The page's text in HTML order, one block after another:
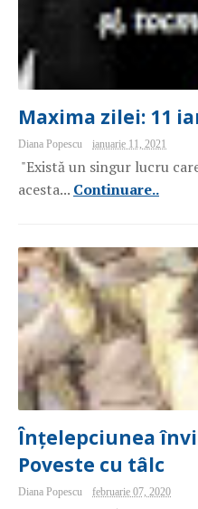
Maxima zilei: 11
Diana Popescu ianuarie 11, 2021
"Există un singur lucru
acesta... Continuare..
Înțelepciunea
Poveste cu tâlc
Diana Popescu februarie 07, 2020